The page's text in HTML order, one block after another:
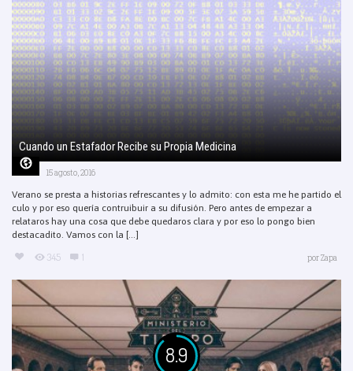
Cuando un Estafador Recibe su Propia Medicina
15 agosto, 2016
Verano se presta a historias refrescantes y lo admito: con esta me he partido el
culo y por eso quería contruibuir a su difusión. Pero antes de empezar a
relataros hay una cosa que debe quedaros clara y por eso lo pongo bien
destacadito. Vamos con la [...]
345 1 porZapa
8.9